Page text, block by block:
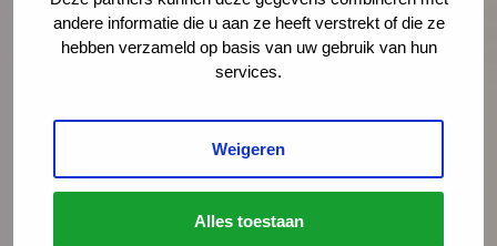
andere informatie die u aan ze heeft verstrekt of die ze
hebben verzameld op basis van uw gebruik van hun
services.
Weigeren
Alles toestaan
professionals te informeren en de lokale
samenwerking te stimuleren voor de
implementatie van het prenatale
Bekijk de workshop